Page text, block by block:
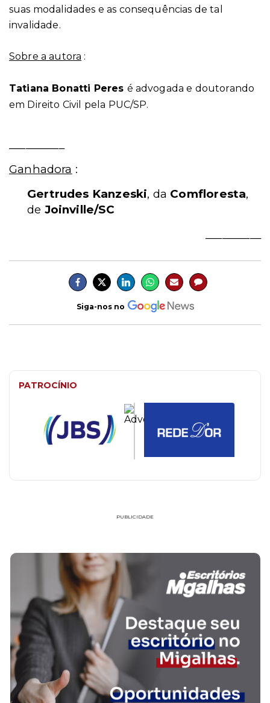
suas modalidades e as consequências de tal
invalidade.
Sobre a autora :
Tatiana Bonatti Peres é advogada e doutorando
em Direito Civil pela PUC/SP.
Ganhadora :
Gertrudes Kanzeski, da Comfloresta,
de Joinville/SC
Siga-nos no
PATROCÍNIO
PUBLICIDADE